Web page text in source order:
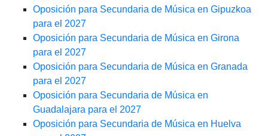
Oposición para Secundaria de Música en Gipuzkoa
para el 2027
Oposición para Secundaria de Música en Girona
para el 2027
Oposición para Secundaria de Música en Granada
para el 2027
Oposición para Secundaria de Música en
Guadalajara para el 2027
Oposición para Secundaria de Música en Huelva